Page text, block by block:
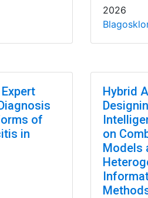
2026
of
in
Hybrid
on
Models